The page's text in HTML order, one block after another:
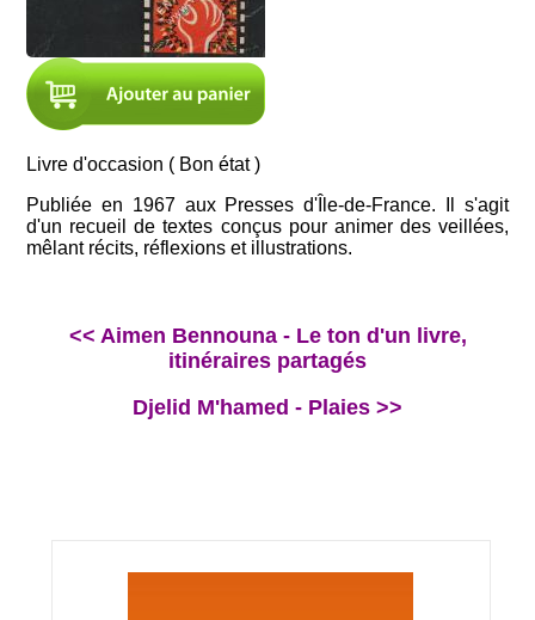
Livre d'occasion ( Bon état )
Publiée en 1967 aux Presses d'Île-de-France. Il s'agit
d'un recueil de textes conçus pour animer des veillées,
mêlant récits, réflexions et illustrations.​
<< Aimen Bennouna - Le ton d'un livre,
itinéraires partagés
Djelid M'hamed - Plaies >>